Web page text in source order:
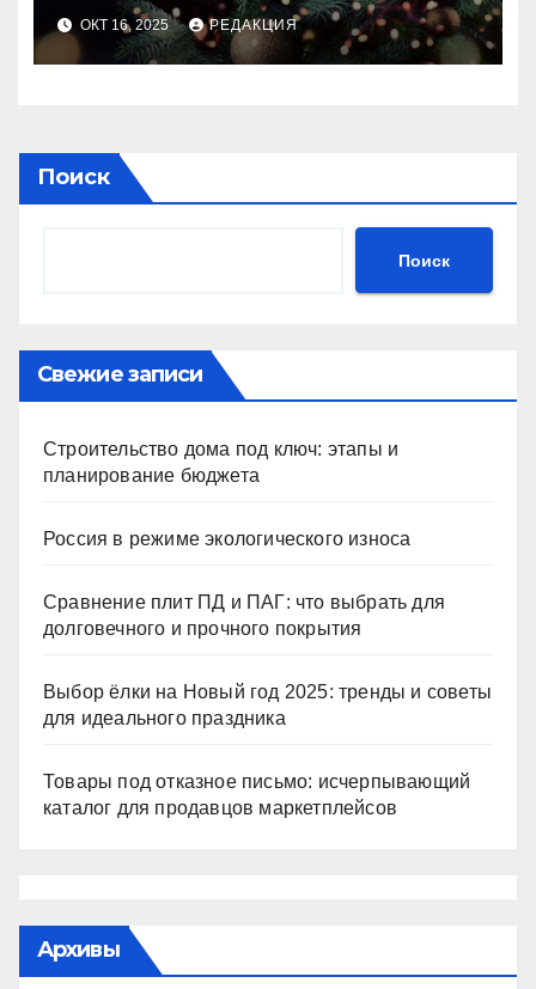
идеального праздника
ОКТ 16, 2025 РЕДАКЦИЯ
Поиск
Поиск
Свежие записи
Строительство дома под ключ: этапы и
планирование бюджета
Россия в режиме экологического износа
Сравнение плит ПД и ПАГ: что выбрать для
долговечного и прочного покрытия
Выбор ёлки на Новый год 2025: тренды и советы
для идеального праздника
Товары под отказное письмо: исчерпывающий
каталог для продавцов маркетплейсов
Архивы